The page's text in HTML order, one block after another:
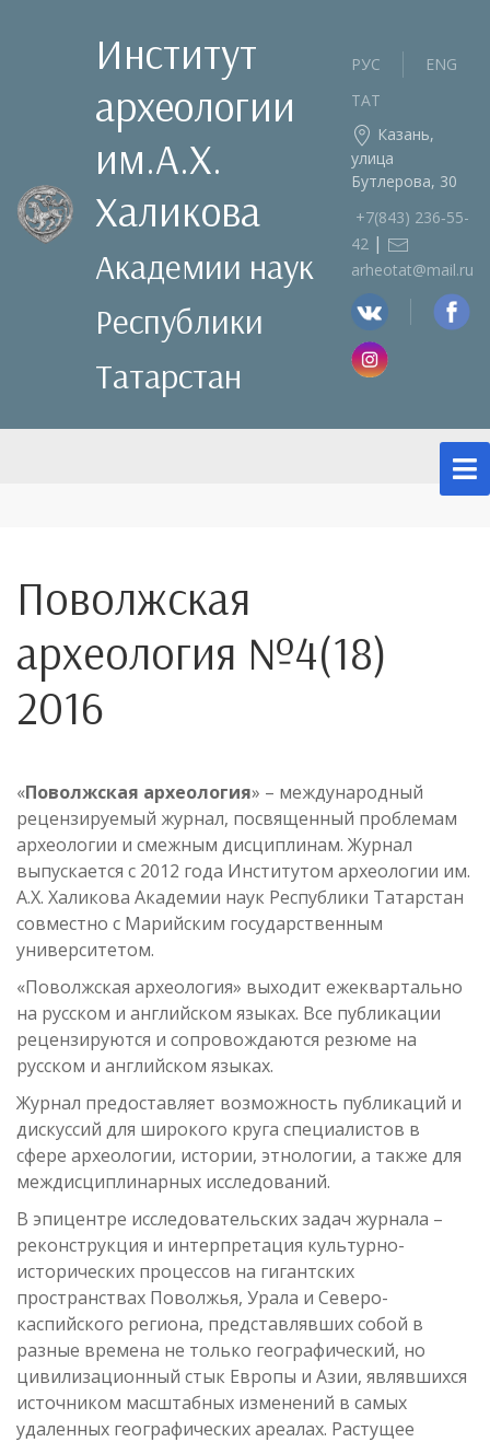
Институт
археологии
им.А.Х.
Халикова
Академии наук
Республики
Татарстан
РУС
ENG
ТАТ
Казань,
улица
Бутлерова, 30
+7(843) 236‑55-
42 |
arheotat@mail.ru
Поволжская
археология №4(18)
2016
«Поволжская археология» – международный
рецензируемый журнал, посвященный проблемам
археологии и смежным дисциплинам. Журнал
выпускается с 2012 года Институтом археологии им.
А.Х. Халикова Академии наук Республики Татарстан
совместно с Марийским государственным
университетом.
«Поволжская археология» выходит ежеквартально
на русском и английском языках. Все публикации
рецензируются и сопровождаются резюме на
русском и английском языках.
Журнал предоставляет возможность публикаций и
дискуссий для широкого круга специалистов в
сфере археологии, истории, этнологии, а также для
междисциплинарных исследований.
В эпицентре исследовательских задач журнала –
реконструкция и интерпретация культурно-
исторических процессов на гигантских
пространствах Поволжья, Урала и Северо-
каспийского региона, представлявших собой в
разные времена не только географический, но
цивилизационный стык Европы и Азии, являвшихся
источником масштабных изменений в самых
удаленных географических ареалах. Растущее